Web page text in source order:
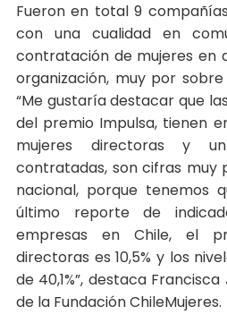
Fueron en total 9
con una cualidad en
contratación de mujeres en
organización, muy por
“Me gustaría destacar que
del premio Impulsa, tienen
mujeres directoras y
contratadas, son cifras muy
nacional, porque tenemos
último reporte de
empresas en Chile, el
directoras es 10,5% y los
de 40,1%”, destaca
de la Fundación ChileMujeres.